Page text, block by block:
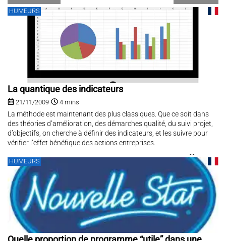
HUMEURS
La quantique des indicateurs
21/11/2009 4 mins
La méthode est maintenant des plus classiques. Que ce soit dans
des théories d’amélioration, des démarches qualité, du suivi projet,
d’objectifs, on cherche à définir des indicateurs, et les suivre pour
vérifier l’effet bénéfique des actions entreprises.
HUMEURS